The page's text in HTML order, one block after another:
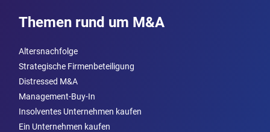
Themen rund um M&A
Altersnachfolge
Strategische Firmenbeteiligung
Distressed M&A
Management-Buy-In
Insolventes Unternehmen kaufen
Ein Unternehmen kaufen